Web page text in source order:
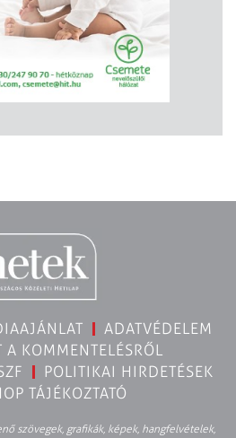
ADATVÉDELEM
A KOMMENTELÉSRŐL
POLITIKAI HIRDETÉSEK
TÁJÉKOZTATÓ
szövegek, grafikák, képek, hangfelvételek,